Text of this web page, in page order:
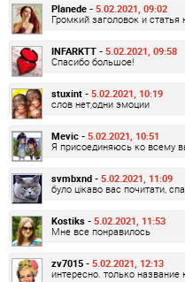
Planede - 5.02.2021, 09:02
Громкий заголовок и
INFARKTT - 5.02.2021, 09:58
Спасибо большое!
stuxint - 5.02.2021, 10:19
слов нет,одни эмоции
Mevic - 5.02.2021, 10:51
Я присоединяюсь ко всему
svmbxnd - 5.02.2021, 11:09
було цікаво вас почитати,
Kostiks - 5.02.2021, 11:53
Мне все понравилось
zv7015 - 5.02.2021, 12:13
интересно. только название